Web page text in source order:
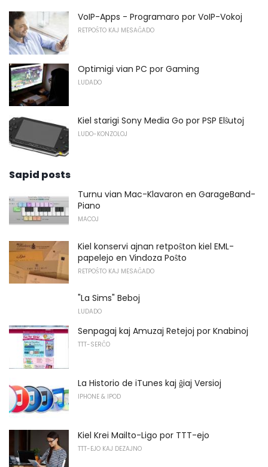
VoIP-Apps - Programaro por VoIP-Vokoj
RETPOŜTO KAJ MESAĜADO
Optimigi vian PC por Gaming
LUDADO
Kiel starigi Sony Media Go por PSP Elŝutoj
LUDO-KONZOLOJ
Sapid posts
Turnu vian Mac-Klavaron en GarageBand-
Piano
MACOJ
Kiel konservi ajnan retpoŝton kiel EML-
papelejo en Vindoza Poŝto
RETPOŜTO KAJ MESAĜADO
"La Sims" Beboj
LUDADO
Senpagaj kaj Amuzaj Retejoj por Knabinoj
TTT-SERĈO
La Historio de iTunes kaj ĝiaj Versioj
IPHONE & IPOD
Kiel Krei Mailto-Ligo por TTT-ejo
TTT-EJO KAJ DEZAJNO